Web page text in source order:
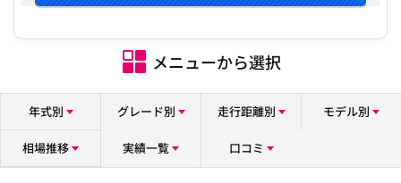
メニューから選択
年式別 グレード別 走行距離別 モデル別
相場推移 実績一覧 口コミ